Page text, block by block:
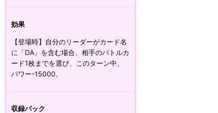
効果
【登場時】自分のリーダーがカード名
に「DA」を含む場合、相手のバトルカ
ード1枚までを選び、このターン中、
パワー-15000。
収録パック